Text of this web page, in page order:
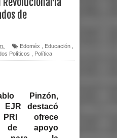
de
Edoméx Educación
Políticos Política
Pinzón,
EJR destacó
ofrece
de apoyo